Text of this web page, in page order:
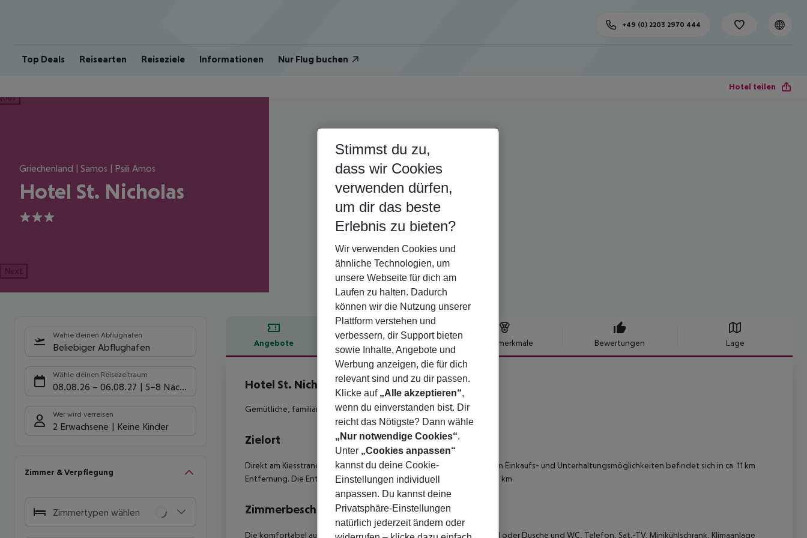
Top Deals Reisearten Reiseziele Informationen Nur Flug buchen
+49 (0) 2203 2970 444
Hotel teilen
Griechenland | Samos | Psili Amos
Hotel St. Nicholas
3
Next
Wähle deinen Abflughafen
Beliebiger Abflughafen
Wähle deinen Reisezeitraum
08.08.26 – 06.08.27 5-8 Nächte
Wer wird verreisen
2 Erwachsene Keine Kinder
Zimmer & Verpflegung
Zimmertypen wählen
Angebote Hotelbeschreibung Hotelmerkmale Bewertungen Lage
Hotelbeschreibung
Hotel St. Nicholas
3
Gemütliche, familiär geführte Anlage.
Zielort
Direkt am Kiesstrand von Mykali gelegen. Samos Stadt mit zahlreichen Einkaufs- und Unterhaltungsmöglichkeiten befindet sich in ca. 11 km
Entfernung. Die Entfernung zum Flughafen von Samos beträgt ca. 10 km.
Zimmerbeschreibung
Die komfortabel ausgestatteten DOPPELZIMMER verfügen über Bad oder Dusche und WC, Telefon, Sat.-TV, Minikühlschrank, Klimaanlage
Stimmst du zu,
dass wir Cookies
verwenden dürfen,
um dir das beste
Erlebnis zu bieten?
Wir verwenden Cookies und
ähnliche Technologien, um
unsere Webseite für dich am
Laufen zu halten. Dadurch
können wir die Nutzung unserer
Plattform verstehen und
verbessern, dir Support bieten
sowie Inhalte, Angebote und
Werbung anzeigen, die für dich
relevant sind und zu dir passen.
Klicke auf „Alle akzeptieren“,
wenn du einverstanden bist. Dir
reicht das Nötigste? Dann wähle
„Nur notwendige Cookies“.
Unter „Cookies anpassen“
kannst du deine Cookie-
Einstellungen individuell
anpassen. Du kannst deine
Privatsphäre-Einstellungen
natürlich jederzeit ändern oder